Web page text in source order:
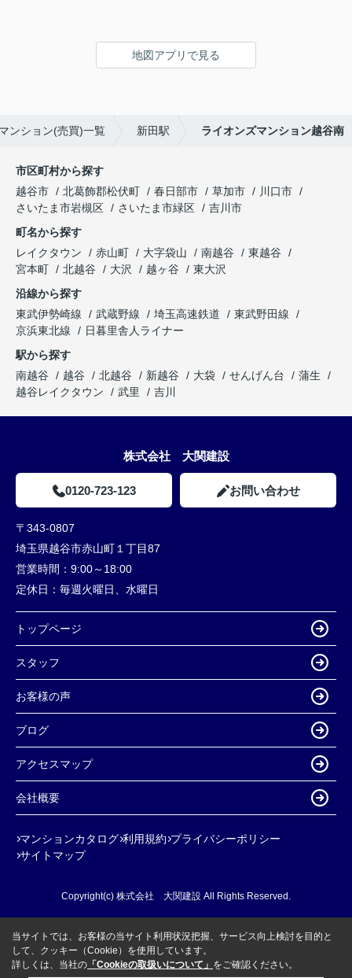
地図アプリで見る
ンション(売買)一覧 新田駅 ライオンズマンション越谷南
市区町村から探す
越谷市
北葛飾郡松伏町 春日部市 草加市
川口市
さいたま市岩槻区
さいたま市緑区
吉川市
町名から探す
レイクタウン
赤山町 大字袋山 南越谷
東越谷
宮本町
北越谷 大沢 越ヶ谷
東大沢
沿線から探す
東武伊勢崎線
武蔵野線 埼玉高速鉄道
東武野田線
京浜東北線
日暮里舎人ライナー
駅から探す
南越谷
越谷 北越谷 新越谷 大袋 せんげん台
蒲生
越谷レイクタウン
武里 吉川
株式会社 大関建設
0120-723-123 お問い合わせ
〒343-0807
埼玉県越谷市赤山町１丁目87
営業時間： 9:00～18:00
定休日： 毎週火曜日、水曜日
トップページ
スタッフ
お客様の声
ブログ
アクセスマップ
会社概要
マンションカタログ 利用規約 プライバシーポリシー
サイトマップ
Copyright(c) 株式会社 大関建設 All Rights Reserved.
当サイトでは、お客様の当サイト利用状況把握、サービス向上検討を目的と
して、クッキー（Cookie）を使用しています。
詳しくは、当社の 「Cookieの取扱いについて」 をご確認ください。